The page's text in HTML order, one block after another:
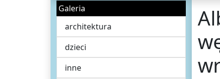
Galeria
architektura
dzieci
inne